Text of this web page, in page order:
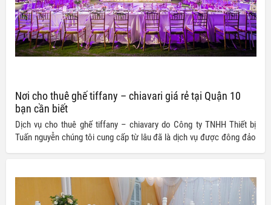
Nơi cho thuê ghế tiffany – chiavari giá rẻ tại Quận 10
bạn cần biết
Dịch vụ cho thuê ghế tiffany – chiavary do Công ty TNHH Thiết bị
Tuấn nguyễn chúng tôi cung cấp từ lâu đã là dịch vụ được đông đảo
vừa có thể tiết kiệm cho mình được một khoản chi phí tổ chức sự
kiện nhờ vào mức giá ưu đãi mà dịch vụ của chúng tôi mang đến.